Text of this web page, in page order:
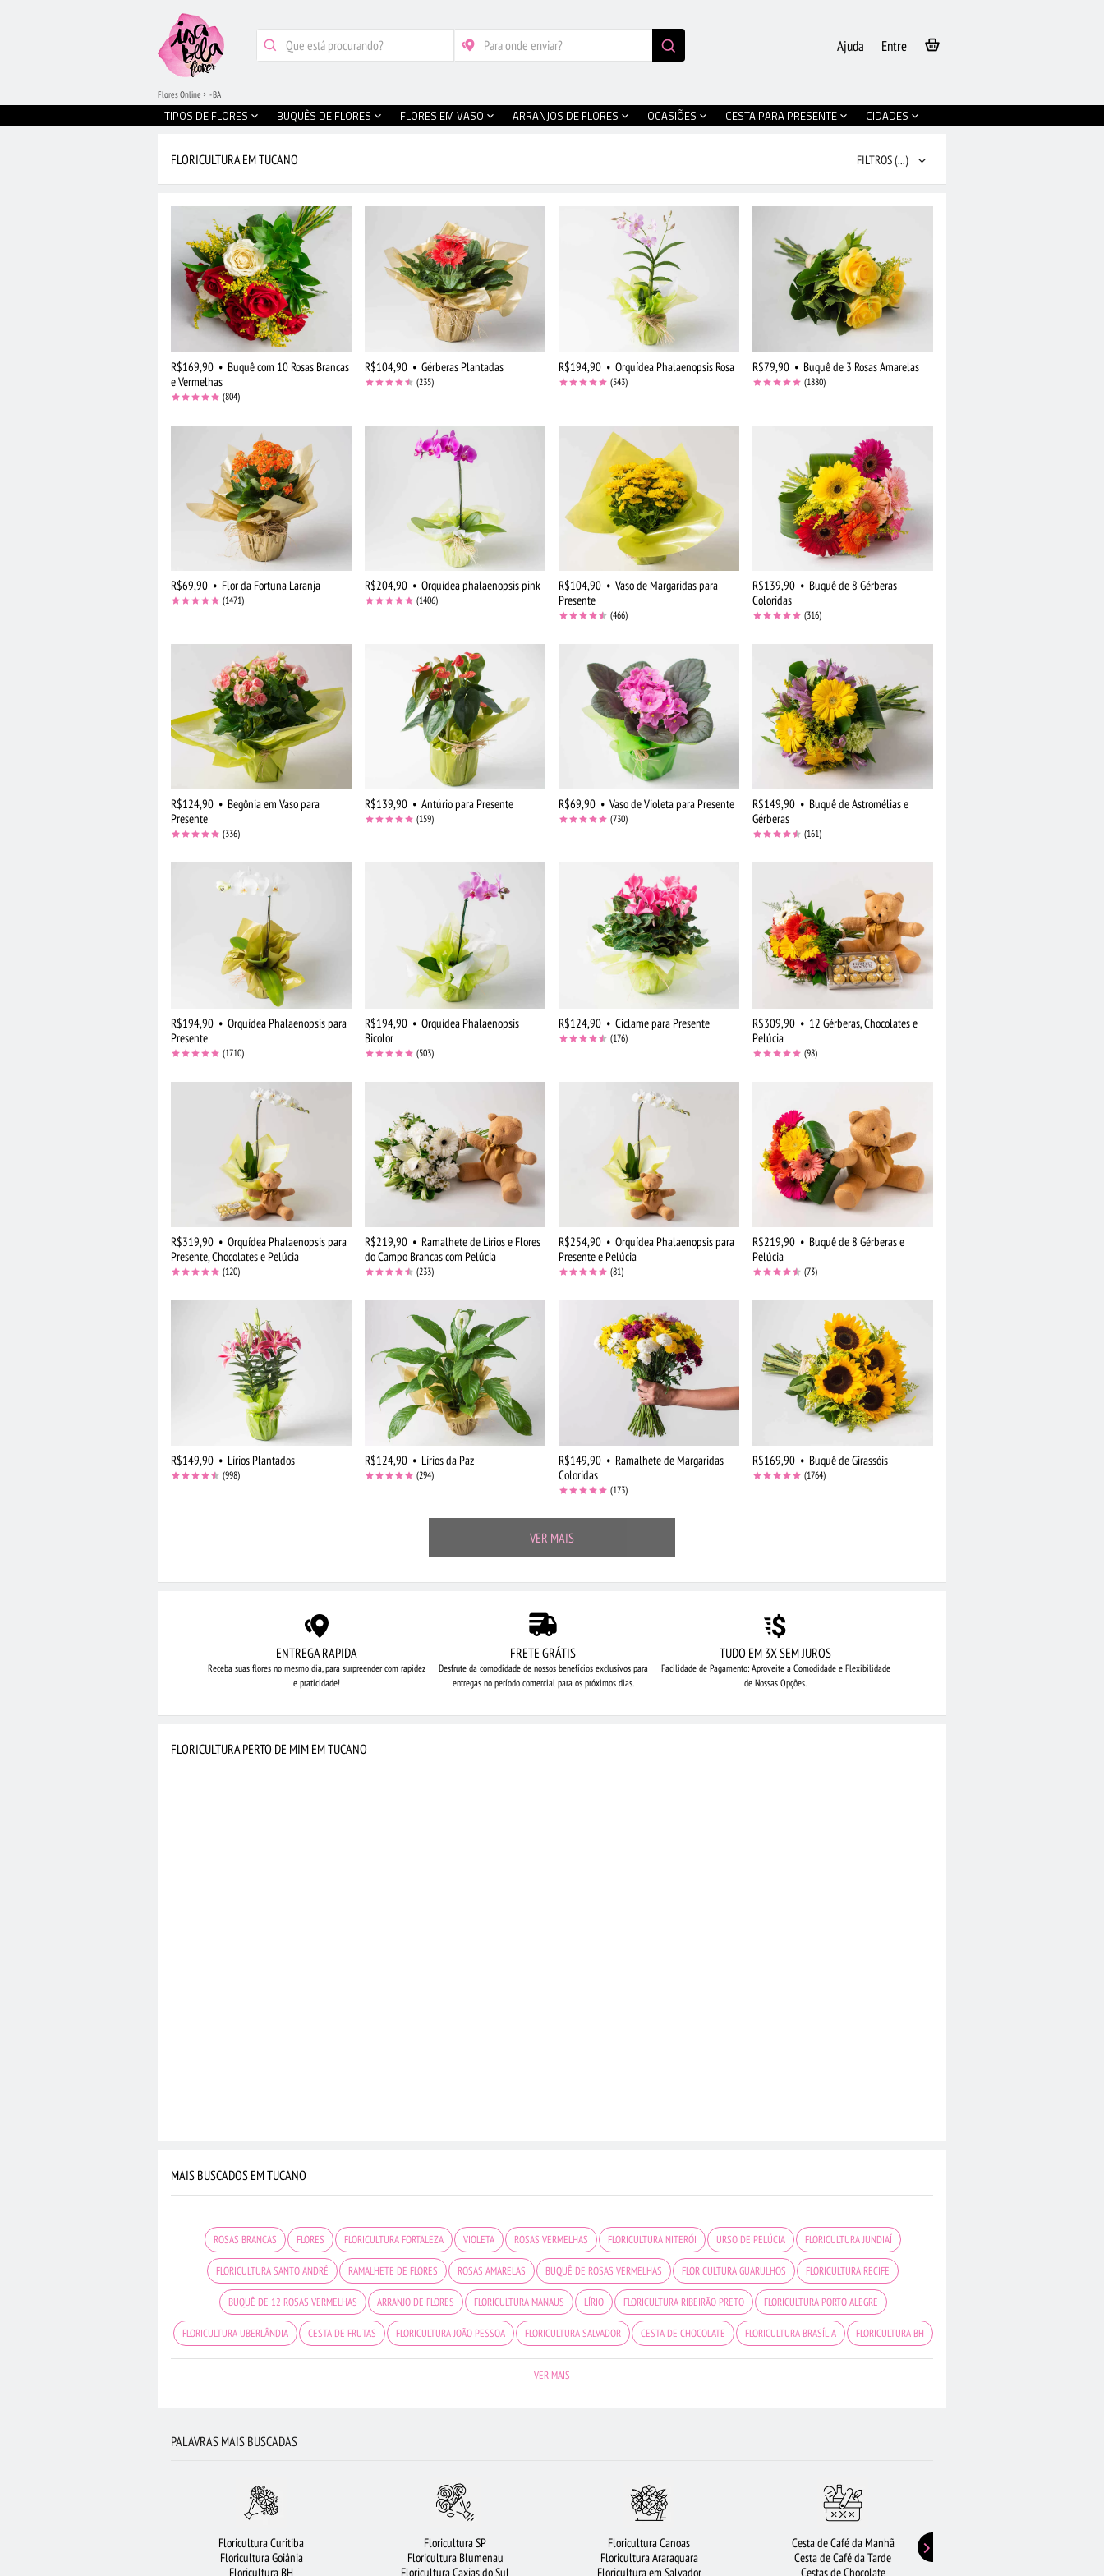
Entre
Ajuda
TIPOS DE FLORES BUQUÊS DE FLORES FLORES EM VASO ARRANJOS DE FLORES OCASIÕES CESTA PARA PRESENTE CIDADES
Flores Online - BA
FLORICULTURA EM TUCANO FILTROS(...)
R$169,90 • Buquê com 10 Rosas Brancas
e Vermelhas
(804)
R$104,90 • Gérberas Plantadas
(235)
R$194,90 • Orquídea Phalaenopsis Rosa
(543)
R$79,90 • Buquê de 3 Rosas Amarelas
(1880)
R$69,90 • Flor da Fortuna Laranja
(1471)
R$204,90 • Orquídea phalaenopsis pink
(1406)
R$104,90 • Vaso de Margaridas para
Presente
(466)
R$139,90 • Buquê de 8 Gérberas
Coloridas
(316)
R$124,90 • Begônia em Vaso para
Presente
(336)
R$139,90 • Antúrio para Presente
(159)
R$69,90 • Vaso de Violeta para Presente
(730)
R$149,90 • Buquê de Astromélias e
Gérberas
(161)
R$194,90 • Orquídea Phalaenopsis para
Presente
(1710)
R$194,90 • Orquídea Phalaenopsis
Bicolor
(503)
R$124,90 • Ciclame para Presente
(176)
R$309,90 • 12 Gérberas, Chocolates e
Pelúcia
(98)
R$319,90 • Orquídea Phalaenopsis para
Presente, Chocolates e Pelúcia
(120)
R$219,90 • Ramalhete de Lírios e Flores
do Campo Brancas com Pelúcia
(233)
R$254,90 • Orquídea Phalaenopsis para
Presente e Pelúcia
(81)
R$219,90 • Buquê de 8 Gérberas e
Pelúcia
(73)
R$149,90 • Lírios Plantados
(998)
R$124,90 • Lírios da Paz
(294)
R$149,90 • Ramalhete de Margaridas
Coloridas
(173)
R$169,90 • Buquê de Girassóis
(1764)
VER MAIS
ENTREGA RAPIDA
Receba suas flores no mesmo dia,para surpreender com rapidez
e praticidade!
FRETE GRÁTIS
Desfrute da comodidade de nossosbenefícios exclusivos para
entregas no período comercial para os próximos dias.
TUDO EM 3X SEM JUROS
Facilidade de Pagamento: Aproveitea Comodidade e Flexibilidade
de Nossas Opções.
FLORICULTURA PERTO DE MIM EM TUCANO
MAIS BUSCADOS EM TUCANO
ROSAS BRANCAS FLORES FLORICULTURA FORTALEZA VIOLETA ROSAS VERMELHAS FLORICULTURA NITERÓI URSO DE PELÚCIA FLORICULTURA JUNDIAÍ
FLORICULTURA SANTO ANDRÉ RAMALHETE DE FLORES ROSAS AMARELAS BUQUÊ DE ROSAS VERMELHAS FLORICULTURA GUARULHOS FLORICULTURA RECIFE
BUQUÊ DE 12 ROSAS VERMELHAS ARRANJO DE FLORES FLORICULTURA MANAUS LÍRIO FLORICULTURA RIBEIRÃO PRETO FLORICULTURA PORTO ALEGRE
FLORICULTURA UBERLÂNDIA CESTA DE FRUTAS FLORICULTURA JOÃO PESSOA FLORICULTURA SALVADOR CESTA DE CHOCOLATE FLORICULTURA BRASÍLIA FLORICULTURA BH
VER MAIS
PALAVRAS MAIS BUSCADAS
Floricultura Curitiba
Floricultura Goiânia
Floricultura BH
Floricultura SP
Floricultura Blumenau
Floricultura Caxias do Sul
Floricultura Canoas
Floricultura Araraquara
Floricultura em Salvador
Cesta de Café da Manhã
Cesta de Café da Tarde
Cestas de Chocolate